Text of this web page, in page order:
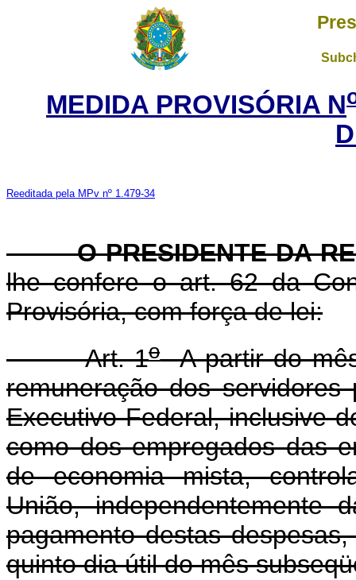
MEDIDA PROVISÓRIA N
Reeditada pela MPv nº 1.479-34
O PRESIDENTE DA
lhe confere o art. 62 da
Provisória, com força de lei:
Art. 1oA partir do
remuneração dos
Executivo Federal, inclusive
como dos empregados das
de economia mista,
União, independentemente
pagamento destas
quinto dia útil do mês